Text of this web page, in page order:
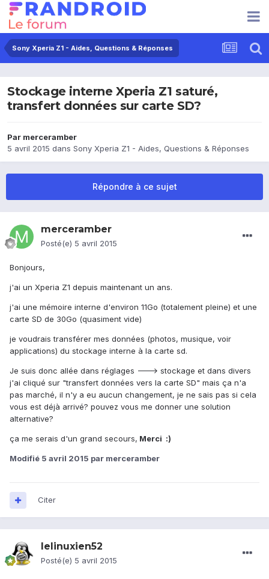
Sony Xperia Z1 - Aides, Questions & Réponses
Stockage interne Xperia Z1 saturé,
transfert données sur carte SD?
Par merceramber
5 avril 2015 dans Sony Xperia Z1 - Aides, Questions & Réponses
Répondre à ce sujet
merceramber
Posté(e) 5 avril 2015
Bonjours,
j'ai un Xperia Z1 depuis maintenant un ans.
j'ai une mémoire interne d'environ 11Go (totalement pleine) et une
carte SD de 30Go (quasiment vide)
je voudrais transférer mes données (photos, musique, voir
applications) du stockage interne à la carte sd.
Je suis donc allée dans réglages ---> stockage et dans divers
j'ai cliqué sur "transfert données vers la carte SD" mais ça n'a
pas marché, il n'y a eu aucun changement, je ne sais pas si cela
vous est déjà arrivé? pouvez vous me donner une solution
alternative?
ça me serais d'un grand secours, Merci :)
Modifié 5 avril 2015 par merceramber
Citer
lelinuxien52
Posté(e) 5 avril 2015